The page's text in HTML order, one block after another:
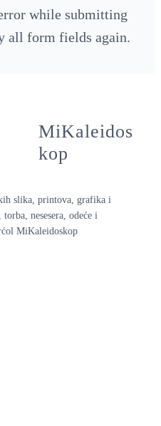
while submitting
all form fields again.
MiKaleidos
kop
slika, printova, grafika i
nesesera, odeće i
MiKaleidoskop